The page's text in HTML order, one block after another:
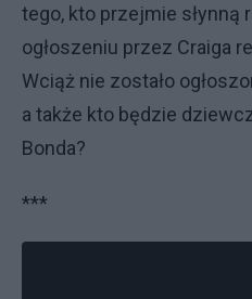
tego, kto przejmie słynną
ogłoszeniu przez Craiga
Wciąż nie zostało
a także kto będzie
Bonda?
***